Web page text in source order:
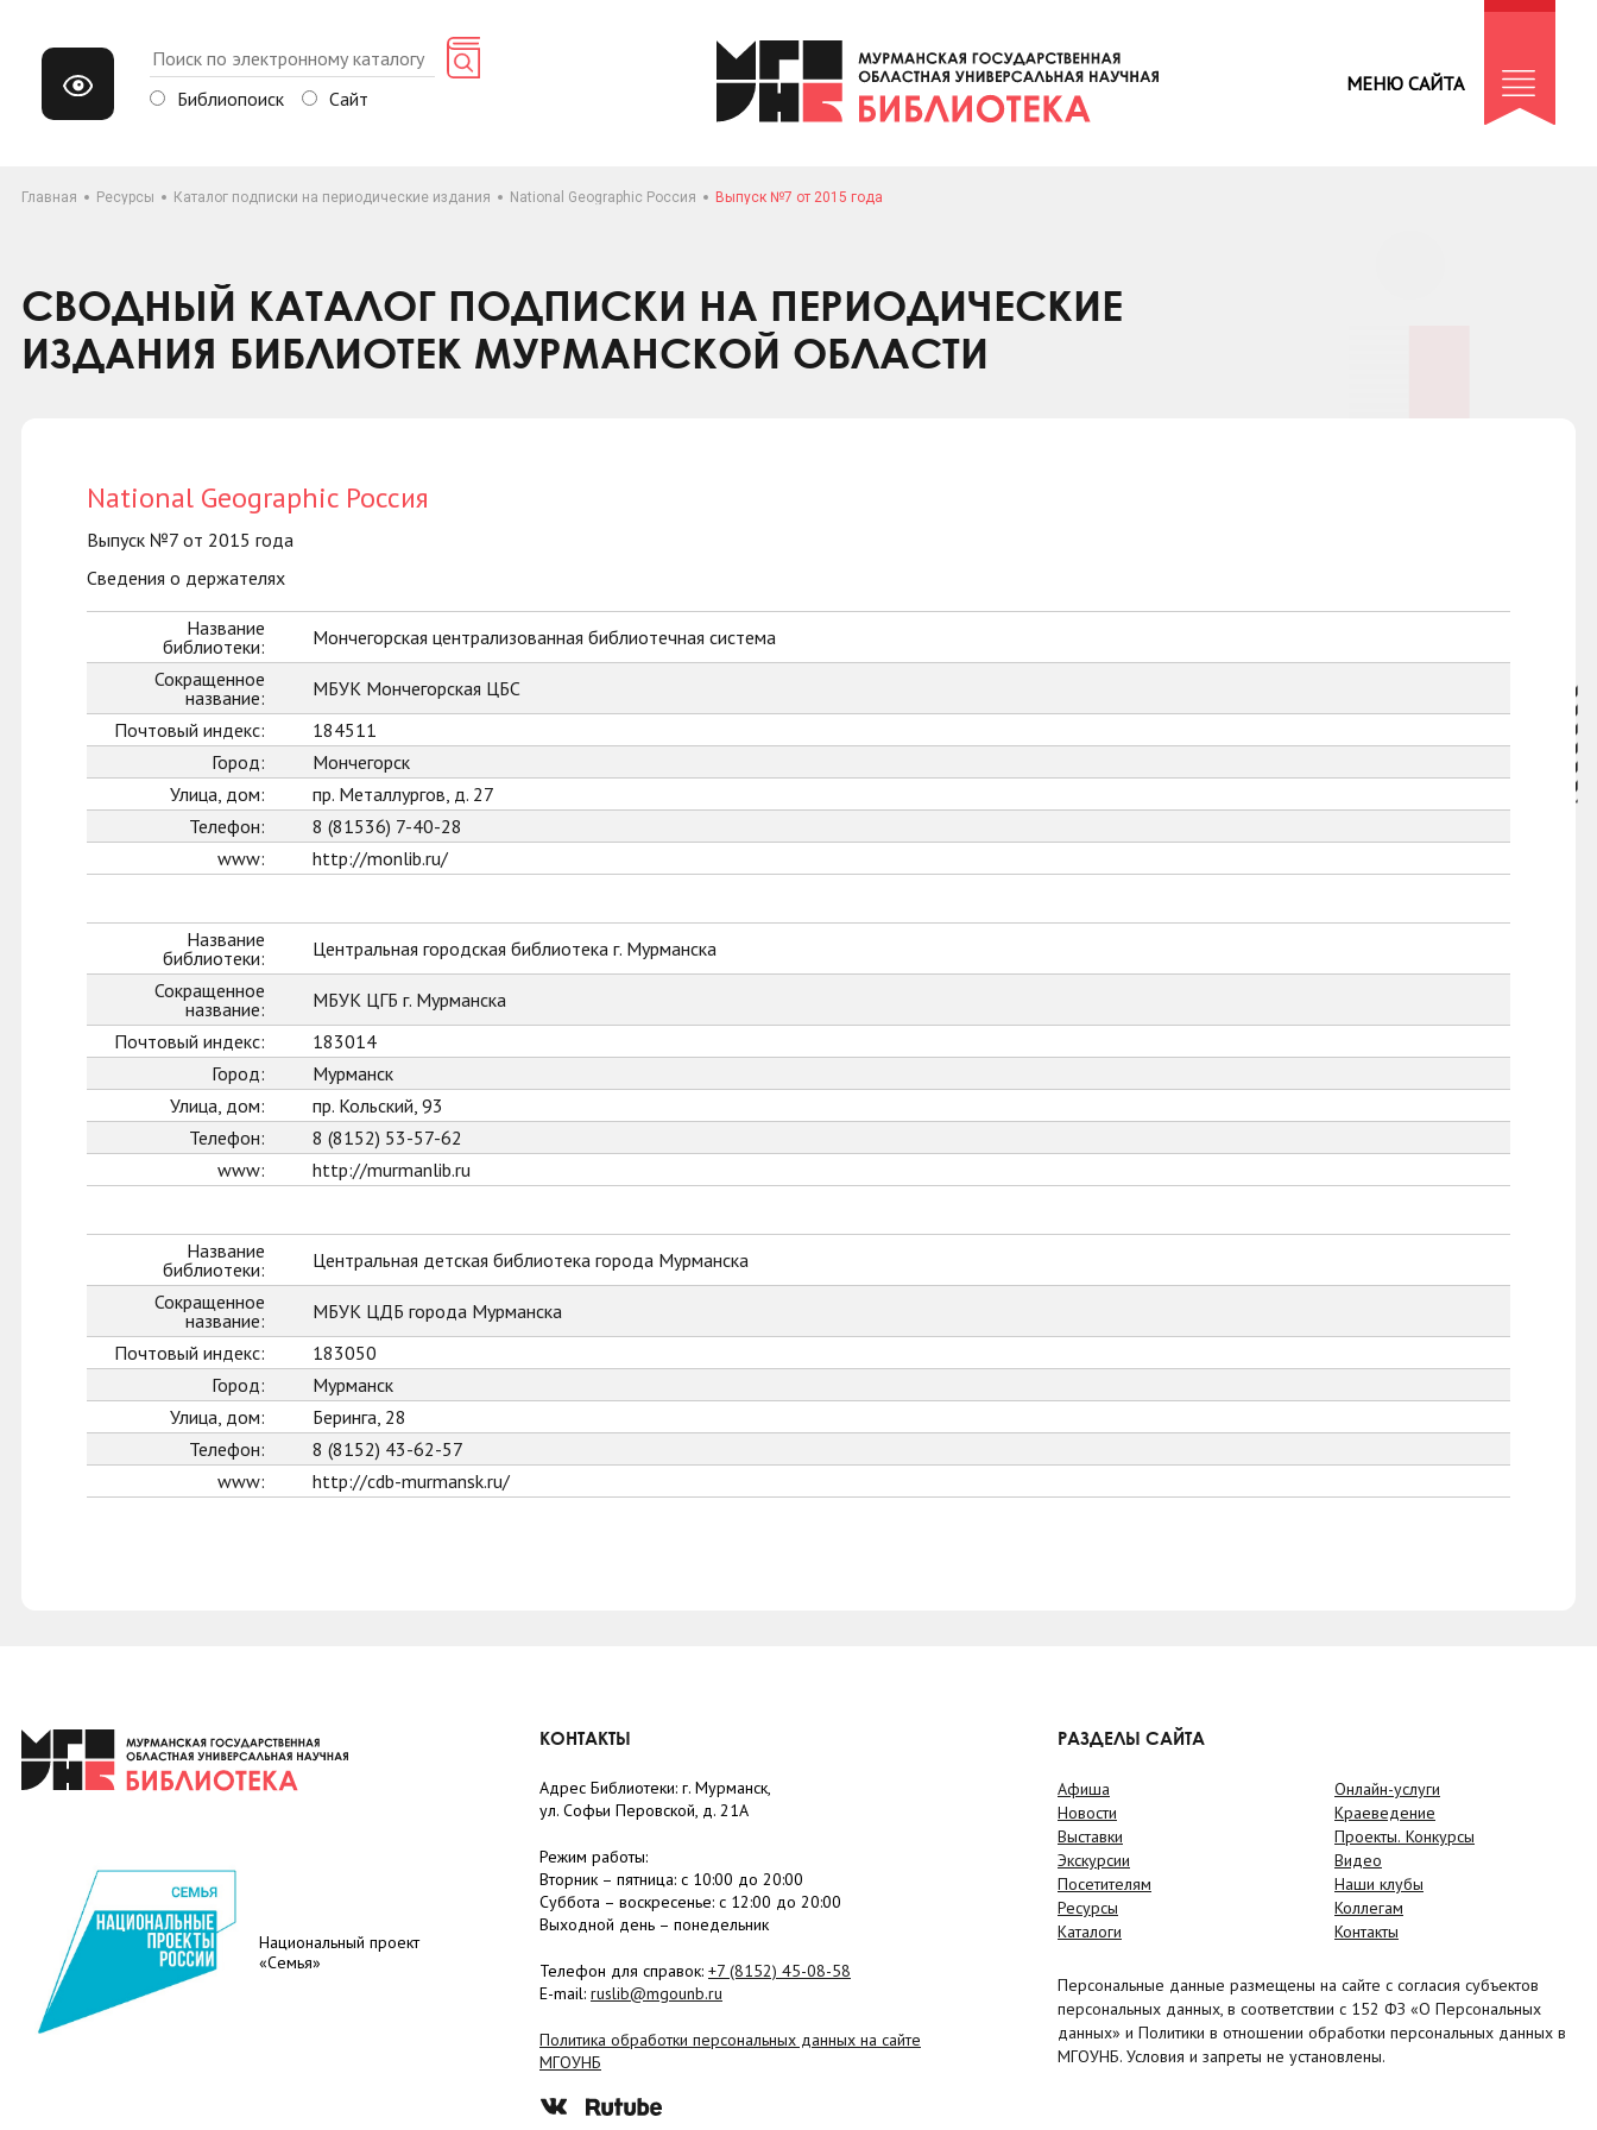
Библиопоиск Сайт
МЕНЮ САЙТА
Главная Ресурсы Каталог подписки на периодические издания National Geographic Россия Выпуск №7 от 2015 года
СВОДНЫЙ КАТАЛОГ ПОДПИСКИ НА ПЕРИОДИЧЕСКИЕ
ИЗДАНИЯ БИБЛИОТЕК МУРМАНСКОЙ ОБЛАСТИ
National Geographic Россия
Выпуск №7 от 2015 года
Сведения о держателях
Название
библиотеки:
Мончегорская централизованная библиотечная система
Сокращенное
название:
МБУК Мончегорская ЦБС
Почтовый индекс:
184511
Город:
Мончегорск
Улица, дом:
пр. Металлургов, д. 27
Телефон:
8 (81536) 7-40-28
www:
http://monlib.ru/
Название
библиотеки:
Центральная городская библиотека г. Мурманска
Сокращенное
название:
МБУК ЦГБ г. Мурманска
Почтовый индекс:
183014
Город:
Мурманск
Улица, дом:
пр. Кольский, 93
Телефон:
8 (8152) 53-57-62
www:
http://murmanlib.ru
Название
библиотеки:
Центральная детская библиотека города Мурманска
Сокращенное
название:
МБУК ЦДБ города Мурманска
Почтовый индекс:
183050
Город:
Мурманск
Улица, дом:
Беринга, 28
Телефон:
8 (8152) 43-62-57
www:
http://cdb-murmansk.ru/
Национальный проект
«Семья»
КОНТАКТЫ
Адрес Библиотеки: г. Мурманск,
ул. Софьи Перовской, д. 21А
Режим работы:
Вторник – пятница: с 10:00 до 20:00
Суббота – воскресенье: c 12:00 до 20:00
Выходной день – понедельник
Телефон для справок: +7 (8152) 45-08-58
E-mail: ruslib@mgounb.ru
Политика обработки персональных данных на сайте
МГОУНБ
РАЗДЕЛЫ САЙТА
Афиша
Новости
Выставки
Экскурсии
Посетителям
Ресурсы
Каталоги
Онлайн-услуги
Краеведение
Проекты. Конкурсы
Видео
Наши клубы
Коллегам
Контакты
Персональные данные размещены на сайте с согласия субъектов
персональных данных, в соответствии с 152 ФЗ «О Персональных
данных» и Политики в отношении обработки персональных данных в
МГОУНБ. Условия и запреты не установлены.